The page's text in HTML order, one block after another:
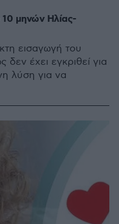
μηνών Ηλίας-
εισαγωγή του
έχει εγκριθεί για
λύση για να